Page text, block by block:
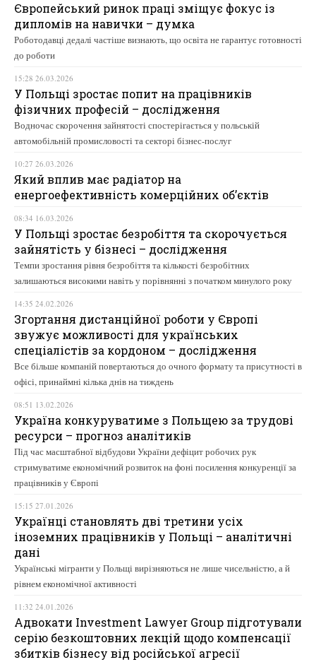
Європейський ринок праці зміщує фокус із
дипломів на навички – думка
Роботодавці дедалі частіше визнають, що освіта не гарантує готовності
до роботи
15:28 26.03.2026
У Польщі зростає попит на працівників
фізичних професій – дослідження
Водночас скорочення зайнятості спостерігається у польській
автомобільній промисловості та секторі бізнес-послуг
10:27 26.03.2026
Який вплив має радіатор на
енергоефективність комерційних об’єктів
08:34 16.03.2026
У Польщі зростає безробіття та скорочується
зайнятість у бізнесі – дослідження
Темпи зростання рівня безробіття та кількості безробітних
залишаються високими навіть у порівнянні з початком минулого року
14:35 24.02.2026
Згортання дистанційної роботи у Європі
звужує можливості для українських
спеціалістів за кордоном – дослідження
Все більше компаній повертаються до очного формату та присутності в
офісі, принаймні кілька днів на тиждень
08:51 13.02.2026
Україна конкуруватиме з Польщею за трудові
ресурси – прогноз аналітиків
Під час масштабної відбудови України дефіцит робочих рук
стримуватиме економічний розвиток на фоні посилення конкуренції за
працівників у Європі
15:15 27.01.2026
Українці становлять дві третини усіх
іноземних працівників у Польщі – аналітичні
дані
Українські мігранти у Польщі вирізняються не лише чисельністю, а й
рівнем економічної активності
11:32 24.01.2026
Адвокати Investment Lawyer Group підготували
серію безкоштовних лекцій щодо компенсації
збитків бізнесу від російської агресії